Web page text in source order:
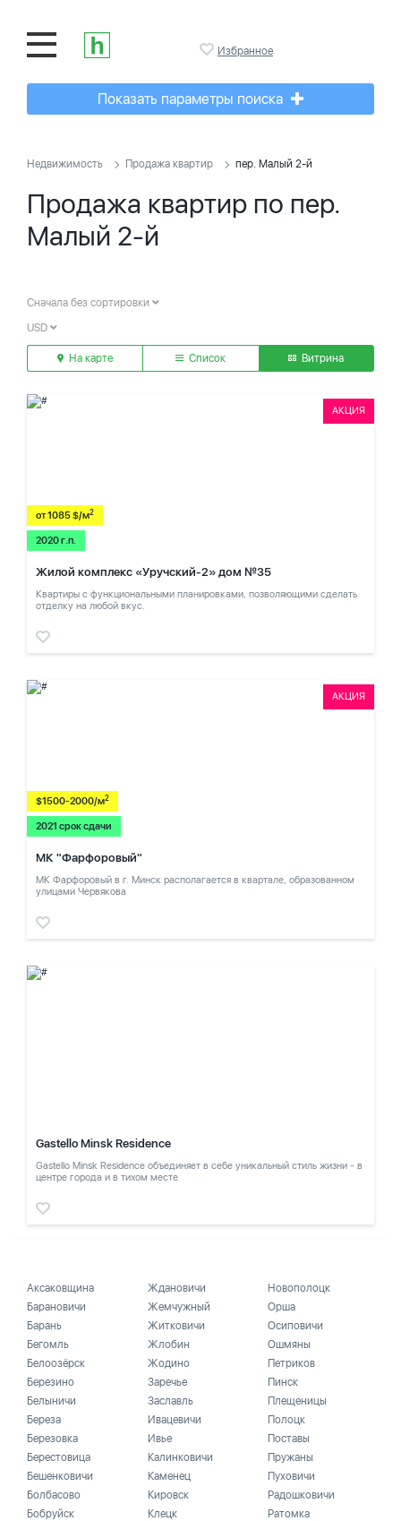
Избранное
Показать параметры поиска
Недвижимость Продажа квартир пер. Малый 2-й
Продажа квартир по пер.
Малый 2-й
Сначала без сортировки
USD
На карте Список Витрина
АКЦИЯ
от 1085 $/м2
2020 г.п.
Жилой комплекс «Уручский-2» дом №35
Квартиры с функциональными планировками, позволяющими сделать
отделку на любой вкус.
АКЦИЯ
$1500-2000/м2
2021 срок сдачи
МК "Фарфоровый"
МК Фарфоровый в г. Минск располагается в квартале, образованном
улицами Червякова
Gastello Minsk Residence
Gastello Minsk Residence объединяет в себе уникальный стиль жизни - в
центре города и в тихом месте
Аксаковщина
Барановичи
Барань
Бегомль
Белоозёрск
Березино
Белыничи
Береза
Березовка
Берестовица
Бешенковичи
Болбасово
Бобруйск
Ждановичи
Жемчужный
Житковичи
Жлобин
Жодино
Заречье
Заславль
Ивацевичи
Ивье
Калинковичи
Каменец
Кировск
Клецк
Новополоцк
Орша
Осиповичи
Ошмяны
Петриков
Пинск
Плещеницы
Полоцк
Поставы
Пружаны
Пуховичи
Радошковичи
Ратомка